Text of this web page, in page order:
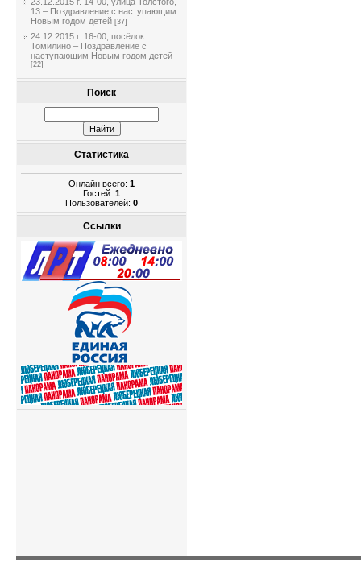
13 – Поздравление с наступающим
Новым годом детей [37]
24.12.2015 г. 16-00, посёлок
Томилино – Поздравление с
наступающим Новым годом детей
[22]
Поиск
Статистика
Онлайн всего: 1
Гостей: 1
Пользователей: 0
Ссылки